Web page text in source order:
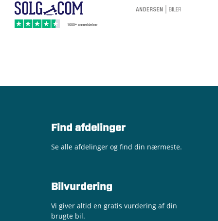
Find afdelinger
Se alle afdelinger og find din nærmeste.
Bilvurdering
Vi giver altid en gratis vurdering af din
brugte bil.